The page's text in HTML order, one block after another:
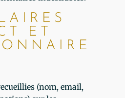
ET
(nom, email,